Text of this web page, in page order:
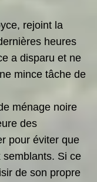
rejoint la
heures
a disparu et ne
mince tâche de
ménage noire
des
pour éviter que
semblants. Si ce
de son propre